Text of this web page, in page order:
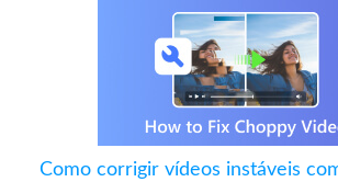
Como corrigir vídeos instáveis